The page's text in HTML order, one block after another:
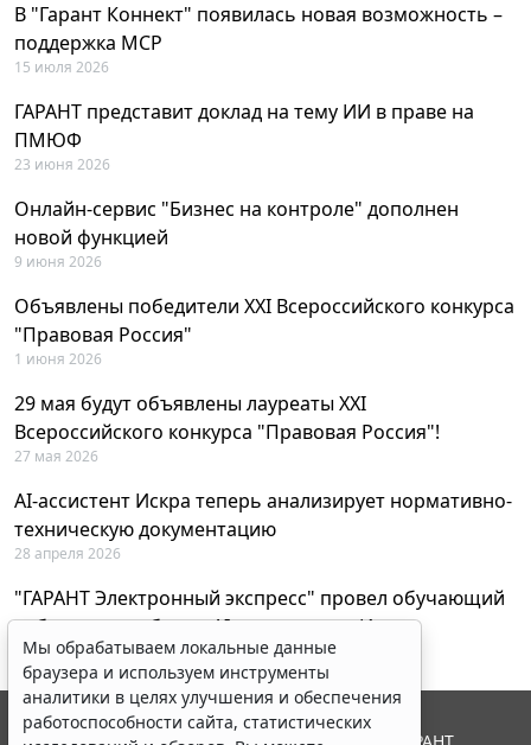
В "Гарант Коннект" появилась новая возможность –
поддержка MCP
15 июля 2026
ГАРАНТ представит доклад на тему ИИ в праве на
ПМЮФ
23 июня 2026
Онлайн-сервис "Бизнес на контроле" дополнен
новой функцией
9 июня 2026
Объявлены победители XXI Всероссийского конкурса
"Правовая Россия"
1 июня 2026
29 мая будут объявлены лауреаты XXI
Всероссийского конкурса "Правовая Россия"!
27 мая 2026
AI-ассистент Искра теперь анализирует нормативно-
техническую документацию
28 апреля 2026
"ГАРАНТ Электронный экспресс" провел обучающий
вебинар по работе с AI-ассистентом Искра
23 апреля 2026
Мы обрабатываем локальные данные
браузера и используем инструменты
аналитики в целях улучшения и обеспечения
работоспособности сайта, статистических